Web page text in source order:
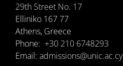
29th Street No. 17
Elliniko 167 77
Athens, Greece
Phone: +30 210 6748293
Email: admissions@unic.ac.cy